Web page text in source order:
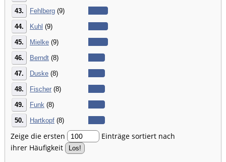
43. Fehlberg (9)
44. Kuhl (9)
45. Mielke (9)
46. Berndt (8)
47. Duske (8)
48. Fischer (8)
49. Funk (8)
50. Hartkopf (8)
Zeige die ersten
Einträge sortiert nach
ihrer Häufigkeit